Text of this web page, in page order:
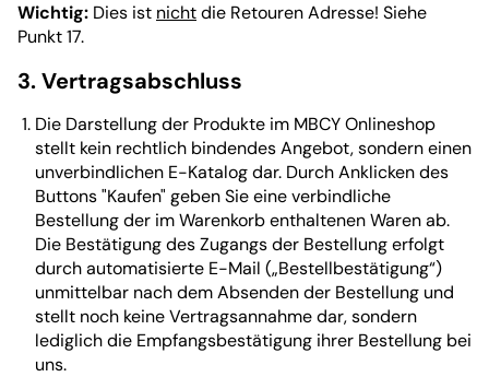
Wichtig: Dies ist nichtdie Retouren Adresse! Siehe
Punkt 17.
3. Vertragsabschluss
Die Darstellung der Produkte im MBCY Onlineshop
stellt kein rechtlich bindendes Angebot, sondern einen
unverbindlichen E-Katalog dar. Durch Anklicken des
Buttons "Kaufen" geben Sie eine verbindliche
Bestellung der im Warenkorb enthaltenen Waren ab.
Die Bestätigung des Zugangs der Bestellung erfolgt
durch automatisierte E-Mail („Bestellbestätigung“)
unmittelbar nach dem Absenden der Bestellung und
stellt noch keine Vertragsannahme dar, sondern
lediglich die Empfangsbestätigung ihrer Bestellung bei
uns.